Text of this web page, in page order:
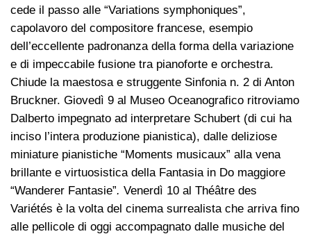
cede il passo alle “Variations symphoniques”,
capolavoro del compositore francese, esempio
dell’eccellente padronanza della forma della variazione
e di impeccabile fusione tra pianoforte e orchestra.
Chiude la maestosa e struggente Sinfonia n. 2 di Anton
Bruckner. Giovedì 9 al Museo Oceanografico ritroviamo
Dalberto impegnato ad interpretare Schubert (di cui ha
inciso l’intera produzione pianistica), dalle deliziose
miniature pianistiche “Moments musicaux” alla vena
brillante e virtuosistica della Fantasia in Do maggiore
“Wanderer Fantasie”. Venerdì 10 al Théâtre des
Variétés è la volta del cinema surrealista che arriva fino
alle pellicole di oggi accompagnato dalle musiche del